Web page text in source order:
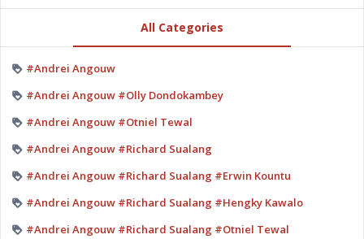
All Categories
#Andrei Angouw
#Andrei Angouw #Olly Dondokambey
#Andrei Angouw #Otniel Tewal
#Andrei Angouw #Richard Sualang
#Andrei Angouw #Richard Sualang #Erwin Kountu
#Andrei Angouw #Richard Sualang #Hengky Kawalo
#Andrei Angouw #Richard Sualang #Otniel Tewal